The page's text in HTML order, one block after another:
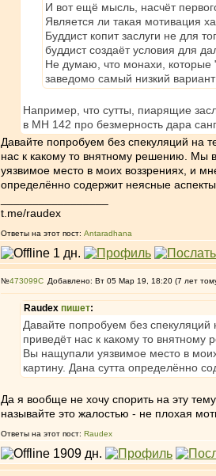
И вот ещё мысль, насчёт
Является ли такая мотивация
Буддист копит заслуги не для
буддист создаёт условия для
Не думаю, что монахи, которые
заведомо самый низкий
Например, что сутты, пиарящие
в МН 142 про безмерность дара
Давайте попробуем без спекуляций на
нас к какому то внятному решению. Мы
уязвимое место в моих воззрениях, и
определённо содержит неясные
t.me/raudex
Ответы на этот пост: Antaradhana
№473099 Добавлено: Вт 05 Мар 19, 18:20 (7 лет
Raudex пишет:
Давайте попробуем без спекуляций
приведёт нас к какому то
Вы нащупали уязвимое место в
картину. Дана сутта определённо
Да я вообще не хочу спорить на эту
называйте это жалостью - не плохая
Ответы на этот пост: Raudex